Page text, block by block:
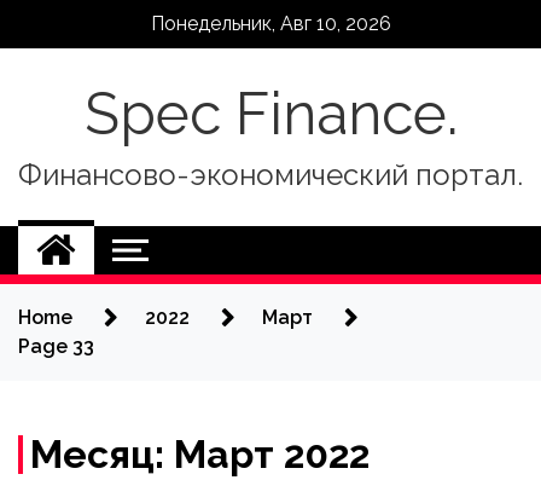
Понедельник, Авг 10, 2026
Spec Finance.
Финансово-экономический портал.
Home 2022
Март
Page 33
Месяц: Март 2022